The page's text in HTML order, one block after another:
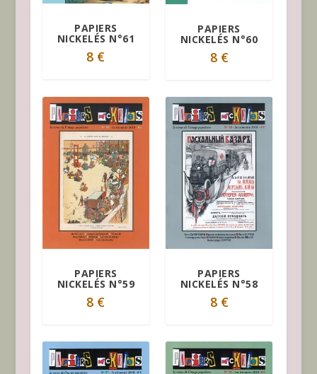
PAPIERS
NICKELÉS N°61
8 €
PAPIERS
NICKELÉS N°60
8 €
PAPIERS
NICKELÉS N°59
8 €
PAPIERS
NICKELÉS N°58
8 €